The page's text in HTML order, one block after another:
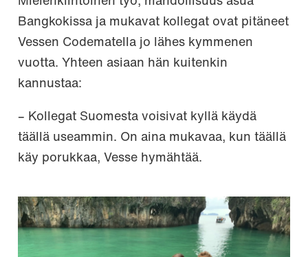
Bangkokissa ja mukavat kollegat ovat pitäneet
Vessen Codematella jo lähes kymmenen
vuotta. Yhteen asiaan hän kuitenkin
kannustaa:
– Kollegat Suomesta voisivat kyllä käydä
täällä useammin. On aina mukavaa, kun täällä
käy porukkaa, Vesse hymähtää.